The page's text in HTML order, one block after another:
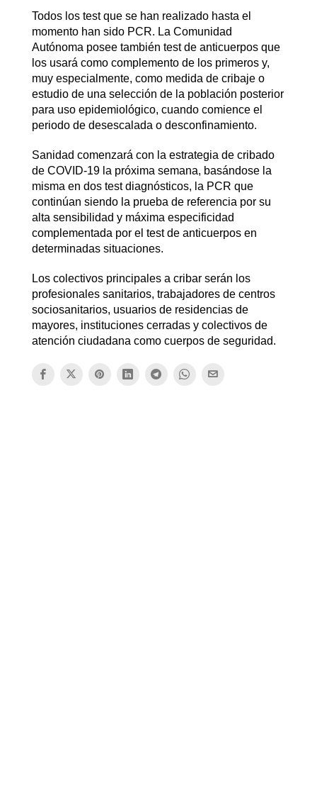
Todos los test que se han realizado hasta el
momento han sido PCR. La Comunidad
Autónoma posee también test de anticuerpos que
los usará como complemento de los primeros y,
muy especialmente, como medida de cribaje o
estudio de una selección de la población posterior
para uso epidemiológico, cuando comience el
periodo de desescalada o desconfinamiento.
Sanidad comenzará con la estrategia de cribado
de COVID-19 la próxima semana, basándose la
misma en dos test diagnósticos, la PCR que
continúan siendo la prueba de referencia por su
alta sensibilidad y máxima especificidad
complementada por el test de anticuerpos en
determinadas situaciones.
Los colectivos principales a cribar serán los
profesionales sanitarios, trabajadores de centros
sociosanitarios, usuarios de residencias de
mayores, instituciones cerradas y colectivos de
atención ciudadana como cuerpos de seguridad.​